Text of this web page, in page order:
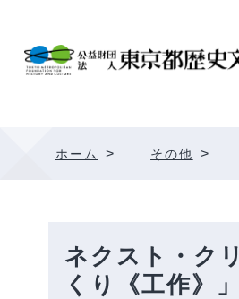
ホーム > その他 >
ネクスト・ク
くり《工作》